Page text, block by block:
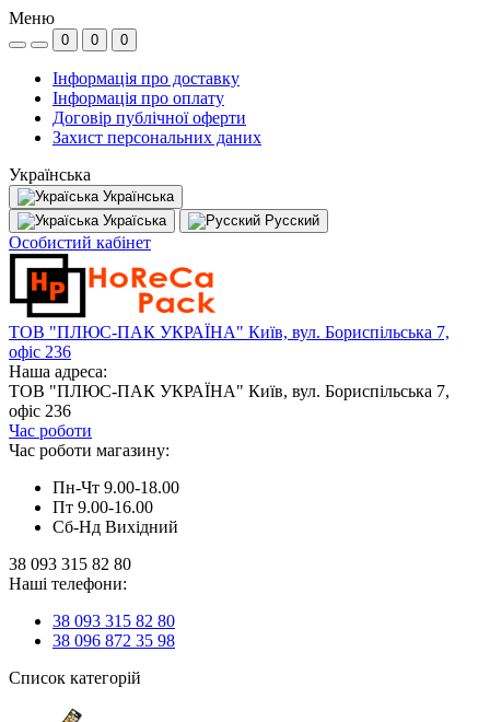
Меню
0 0 0
Інформація про доставку
Інформація про оплату
Договір публічної оферти
Захист персональних даних
Українська
Українська
Україська
Русский
Особистий кабінет
ТОВ "ПЛЮС-ПАК УКРАЇНА" Київ, вул. Бориспільська 7,
офіс 236
Наша адреса:
ТОВ "ПЛЮС-ПАК УКРАЇНА" Київ, вул. Бориспільська 7,
офіс 236
Час роботи
Час роботи магазину:
Пн-Чт 9.00-18.00
Пт 9.00-16.00
Сб-Нд Вихідний
38 093 315 82 80
Наші телефони:
38 093 315 82 80
38 096 872 35 98
Список категорій